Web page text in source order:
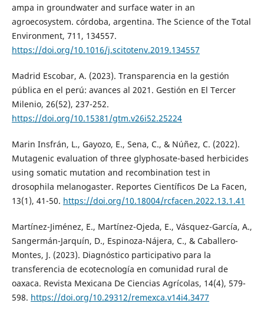
ampa in groundwater and surface water in an
agroecosystem. córdoba, argentina. The Science of the Total
Environment, 711, 134557.
https://doi.org/10.1016/j.scitotenv.2019.134557
Madrid Escobar, A. (2023). Transparencia en la gestión
pública en el perú: avances al 2021. Gestión en El Tercer
Milenio, 26(52), 237-252.
https://doi.org/10.15381/gtm.v26i52.25224
Marin Insfrán, L., Gayozo, E., Sena, C., & Núñez, C. (2022).
Mutagenic evaluation of three glyphosate-based herbicides
using somatic mutation and recombination test in
drosophila melanogaster. Reportes Científicos De La Facen,
13(1), 41-50. https://doi.org/10.18004/rcfacen.2022.13.1.41
Martínez-Jiménez, E., Martínez-Ojeda, E., Vásquez-García, A.,
Sangermán-Jarquín, D., Espinoza-Nájera, C., & Caballero-
Montes, J. (2023). Diagnóstico participativo para la
transferencia de ecotecnología en comunidad rural de
oaxaca. Revista Mexicana De Ciencias Agrícolas, 14(4), 579-
598. https://doi.org/10.29312/remexca.v14i4.3477